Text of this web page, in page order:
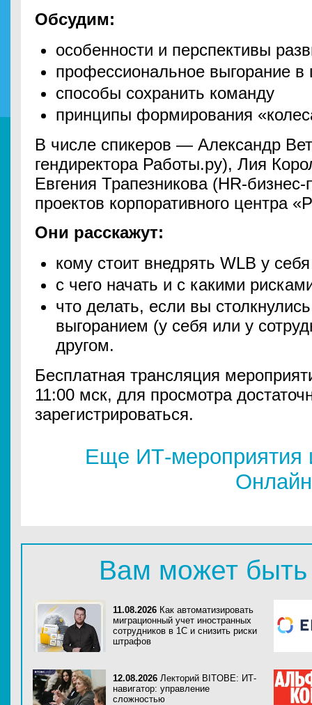
Обсудим:
особенности и перспективы
профессиональное выгорание в
способы сохранить команду
принципы формирования
В числе спикеров — Александр
гендиректора Работы.ру), Лия
Евгения Трапезникова (HR-
проектов корпоративного центра
Они расскажут:
кому стоит внедрять WLB у
с чего начать и с какими
что делать, если вы
выгоранием (у себя или у
другом.
Бесплатная трансляция
11:00 мск, для просмотра
зарегистрироваться.
Еще ИТ-мероприятия
Онлайн
Вам может быть
11.08.2026 Как автоматизировать
миграционный учет иностранных
сотрудников в 1С и снизить риски
штрафов
12.08.2026 Лекторий BITOBE: ИТ-
навигатор: управление
сложностью